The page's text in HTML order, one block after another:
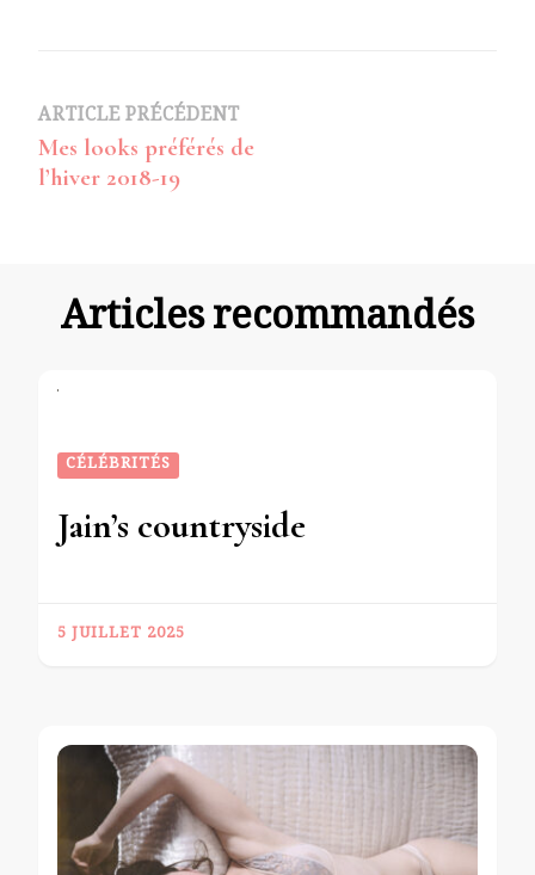
Navigation
d’article
ARTICLE PRÉCÉDENT
Mes looks préférés de
l’hiver 2018-19
Articles recommandés
CÉLÉBRITÉS
Jain’s countryside
5 JUILLET 2025